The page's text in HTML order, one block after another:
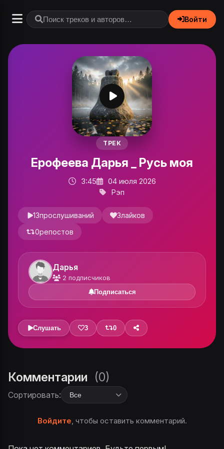
Войти
ТРЕК
Ерофеева Дарья _ Русь моя
3:45
04 июля 2026
Рэп
13прослушиваний 3лайков
0репостов
Дарья
2 подписчиков
Подписаться
Слушать 3 0
Комментарии (0)
Сортировать:
Войдите, чтобы оставить комментарий.